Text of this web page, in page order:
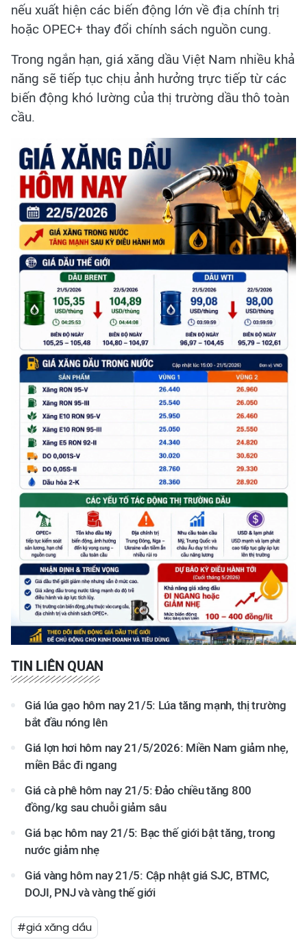
nếu xuất hiện các biến động lớn về địa chính trị
hoặc OPEC+ thay đổi chính sách nguồn cung.
Trong ngắn hạn, giá xăng dầu Việt Nam nhiều khả
năng sẽ tiếp tục chịu ảnh hưởng trực tiếp từ các
biến động khó lường của thị trường dầu thô toàn
cầu.
TIN LIÊN QUAN
Giá lúa gạo hôm nay 21/5: Lúa tăng mạnh, thị trường
bắt đầu nóng lên
Giá lợn hơi hôm nay 21/5/2026: Miền Nam giảm nhẹ,
miền Bắc đi ngang
Giá cà phê hôm nay 21/5: Đảo chiều tăng 800
đồng/kg sau chuỗi giảm sâu
Giá bạc hôm nay 21/5: Bạc thế giới bật tăng, trong
nước giảm nhẹ
Giá vàng hôm nay 21/5: Cập nhật giá SJC, BTMC,
DOJI, PNJ và vàng thế giới
#giá xăng dầu